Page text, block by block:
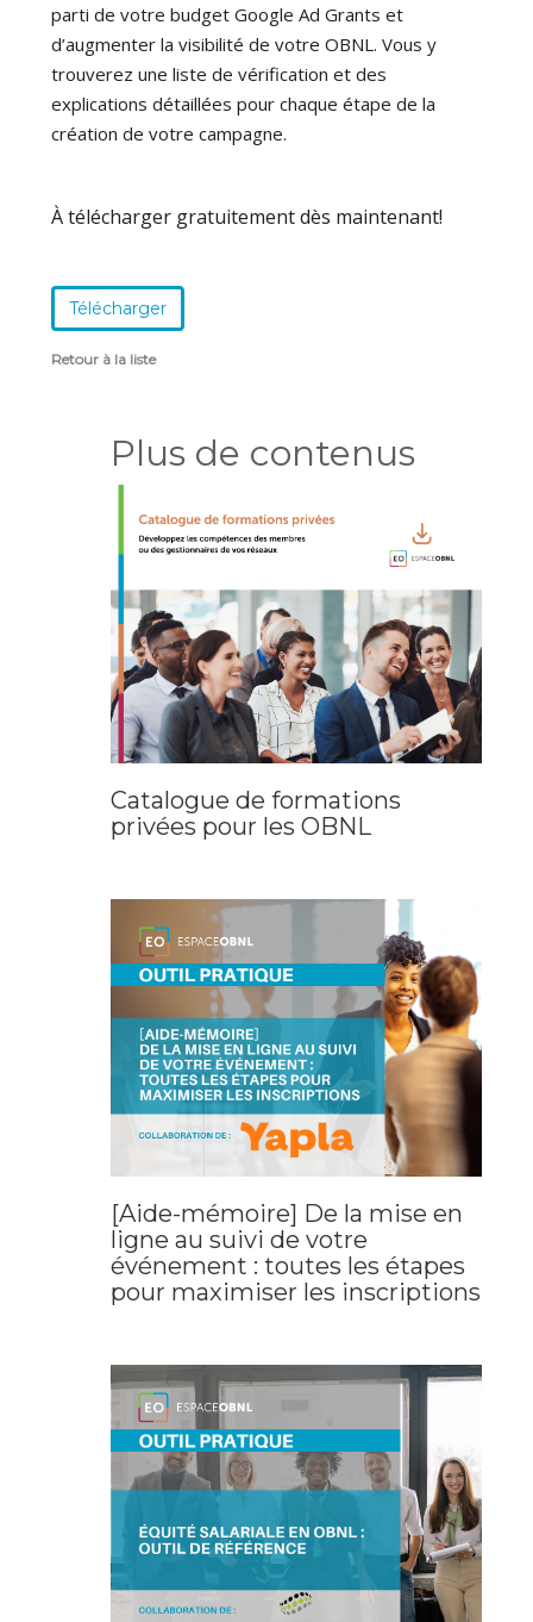
parti de votre budget Google Ad Grants et
d’augmenter la visibilité de votre OBNL. Vous y
trouverez une liste de vérification et des
explications détaillées pour chaque étape de la
création de votre campagne.
À télécharger gratuitement dès maintenant!
Télécharger
Retour à la liste
Plus de contenus
Catalogue de formations
privées pour les OBNL
[Aide-mémoire] De la mise en
ligne au suivi de votre
événement : toutes les étapes
pour maximiser les inscriptions